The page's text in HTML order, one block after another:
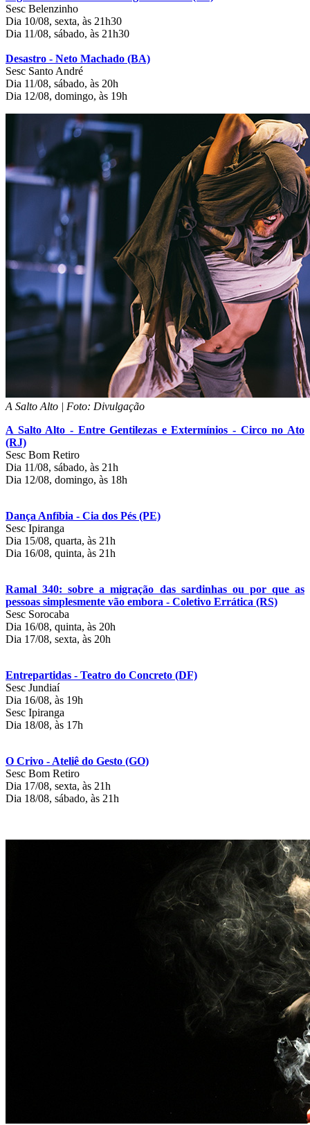
Sesc Belenzinho
Dia 10/08, sexta, às 21h30
Dia 11/08, sábado, às 21h30
Desastro - Neto Machado (BA)
Sesc Santo André
Dia 11/08, sábado, às 20h
Dia 12/08, domingo, às 19h
A Salto Alto | Foto: Divulgação
A Salto Alto - Entre Gentilezas e Extermínios - Circo no Ato
(RJ)
Sesc Bom Retiro
Dia 11/08, sábado, às 21h
Dia 12/08, domingo, às 18h
Dança Anfíbia - Cia dos Pés (PE)
Sesc Ipiranga
Dia 15/08, quarta, às 21h
Dia 16/08, quinta, às 21h
Ramal 340: sobre a migração das sardinhas ou por que as
pessoas simplesmente vão embora - Coletivo Errática (RS)
Sesc Sorocaba
Dia 16/08, quinta, às 20h
Dia 17/08, sexta, às 20h
Entrepartidas - Teatro do Concreto (DF)
Sesc Jundiaí
Dia 16/08, às 19h
Sesc Ipiranga
Dia 18/08, às 17h
O Crivo - Ateliê do Gesto (GO)
Sesc Bom Retiro
Dia 17/08, sexta, às 21h
Dia 18/08, sábado, às 21h